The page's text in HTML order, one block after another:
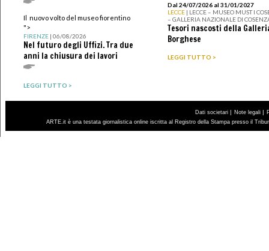
Il nuovo volto del museo fiorentino
">
FIRENZE| 06/08/2026
Nel futuro degli Uffizi. Tra due
anni la chiusura dei lavori
LEGGI TUTTO >
Dal 24/07/2026 al 31/01/2027
LECCE | LECCE – MUSEO MUST I
– GALLERIA NAZIONALE DI
Tesori nascosti della
Borghese
LEGGI TUTTO >
Dati societari | Note legali |
ARTE.it è una testata giornalistica online iscritta al Registro della Stampa presso il